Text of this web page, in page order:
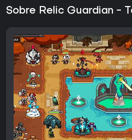
Sobre Relic Guardian -